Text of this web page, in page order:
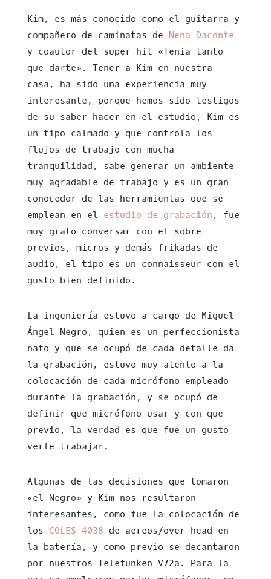
Kim, es más conocido como el guitarra y
compañero de caminatas de Nena Daconte
y coautor del super hit «Tenia tanto
que darte». Tener a Kim en nuestra
casa, ha sido una experiencia muy
interesante, porque hemos sido testigos
de su saber hacer en el estudio, Kim es
un tipo calmado y que controla los
flujos de trabajo con mucha
tranquilidad, sabe generar un ambiente
muy agradable de trabajo y es un gran
conocedor de las herramientas que se
emplean en el estudio de grabación , fue
muy grato conversar con el sobre
previos, micros y demás frikadas de
audio, el tipo es un connaisseur con el
gusto bien definido.
La ingeniería estuvo a cargo de Miguel
Ángel Negro, quien es un perfeccionista
nato y que se ocupó de cada detalle da
la grabación, estuvo muy atento a la
colocación de cada micrófono empleado
durante la grabación, y se ocupó de
definir que micrófono usar y con que
previo, la verdad es que fue un gusto
verle trabajar.
Algunas de las decisiones que tomaron
«el Negro» y Kim nos resultaron
interesantes, como fue la colocación de
los COLES 4038 de aereos/over head en
la batería, y como previo se decantaron
por nuestros Telefunken V72a. Para la